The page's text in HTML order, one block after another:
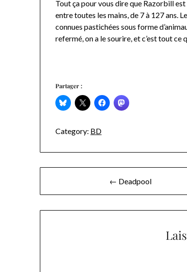
Tout ça pour vous dire que Razorbill
entre toutes les mains, de 7 à 127 ans.
connues pastichées sous forme
refermé, on a le sourire, et c’est tout ce
Partager :
Category: BD
de
l’article
← Deadpool